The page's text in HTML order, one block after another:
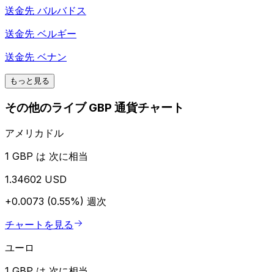
送金先 バルバドス
送金先 ベルギー
送金先 ベナン
もっと見る
その他のライブ GBP 通貨チャート
アメリカドル
1 GBP は 次に相当
1.34602 USD
+0.0073 (0.55%) 週次
チャートを見る
ユーロ